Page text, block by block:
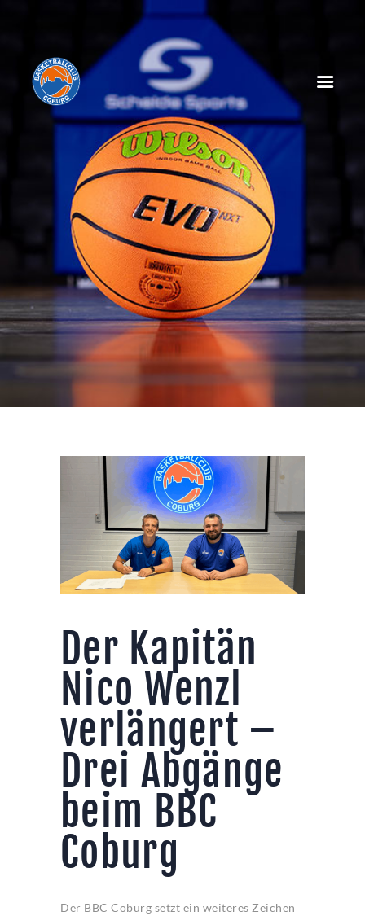
HOME
NEWS
SPIELPLAN
SPIELTAGSEINLEGER
TABELLE
KADER
MANAGEMENT
SPONSOREN
TICKETS
VEREIN
Der Kapitän
Nico Wenzl
verlängert –
Drei Abgänge
beim BBC
Coburg
Der BBC Coburg setzt ein weiteres Zeichen